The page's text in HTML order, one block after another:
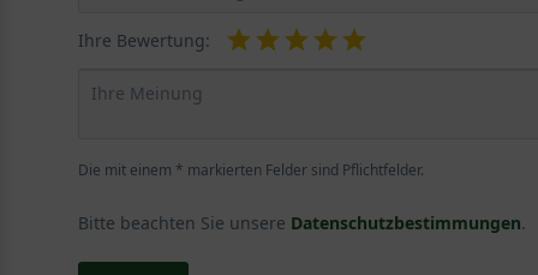
Ihre Bewertung:
Die mit einem * markierten Felder sind Pflichtfelder.
Bitte beachten Sie unsere Datenschutzbestimmungen.